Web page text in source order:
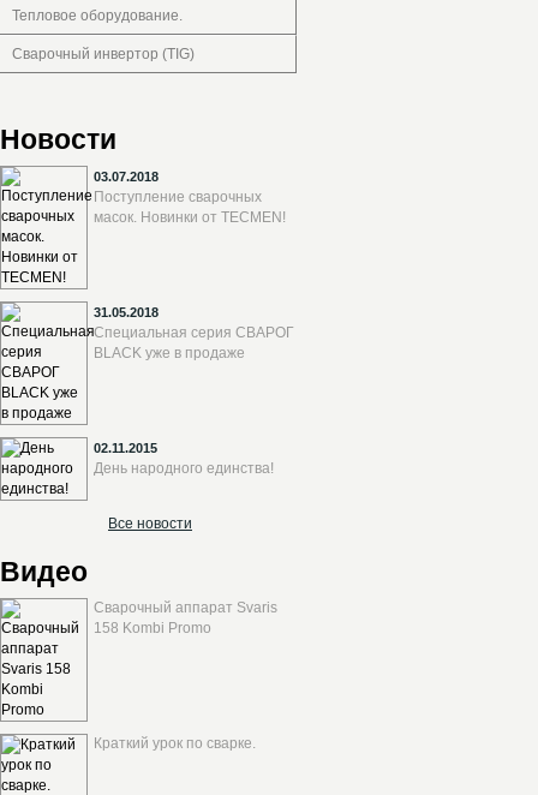
Тепловое оборудование.
Сварочный инвертор (TIG)
Новости
03.07.2018
Поступление сварочных
масок. Новинки от TECMEN!
31.05.2018
Специальная серия СВАРОГ
BLACK уже в продаже
02.11.2015
День народного единства!
Все новости
Видео
Сварочный аппарат Svaris
158 Kombi Promo
Краткий урок по сварке.